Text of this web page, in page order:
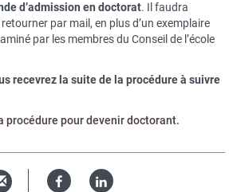
d’admission en doctorat. Il faudra
par mail, en plus d’un exemplaire
par les membres du Conseil de l’école
recevrez la suite de la procédure à suivre
procédure pour devenir doctorant.
FacebookLinked